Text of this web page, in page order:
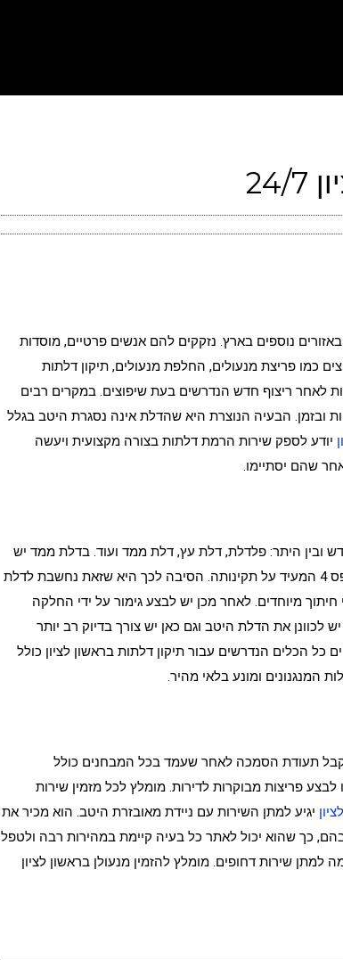
7
נוספים בארץ. נזקקים להם אנשים פרטיים, מוסדות
כמו פריצת מנעולים, החלפת מנעולים, תיקון דלתות
לאחר ריצוף חדש הנדרשים בעת שיפוצים. במקרים רבים
ובזמן. הבעיה הנוצרת היא שהדלת אינה נסגרת היטב בגלל
יודע לספק שירות הרמת דלתות בצורה מקצועית ויעשה
שהם יסתיימו.
ובין היתר: פלדלת, דלת עץ, דלת ממד ועוד. בדלת ממד יש
להשקיע יותר מאשר בדלתות אחרות, וכאן נדרש גם טופס 4 המעיד על תקינותה. הסיבה לכך היא שזאת נחשבת לדלת
מיוחדים. לאחר מכן יש לבצע גימור על ידי החלקה
את הדלת היטב וגם כאן יש צורך בדיוק רב יותר
כל הכלים הנדרשים עבור תיקון דלתות בראשון לציון כולל
המנגנונים ומונע בלאי מהיר.
תעודת הסמכה לאחר שעמד בכל המבחנים כולל
פריצות מבוקרות לדירות. מומלץ לכל מזמין שירות
יגיע למתן השירות עם ניידת מאובזרת היטב. הוא מכיר את
כך שהוא יכול לאתר כל בעיה קיימת במהירות רבה ולטפל
שירות דחופים. מומלץ להזמין מנעולן בראשון לציון